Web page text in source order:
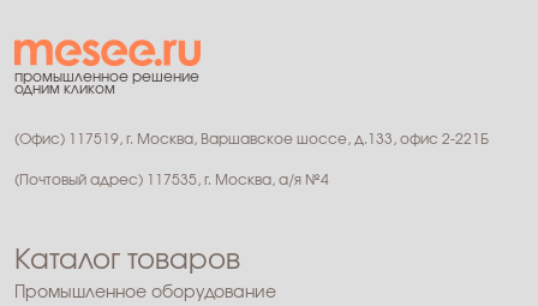
промышленное решение
одним кликом
(Офис) 117519, г. Москва, Варшавское шоссе, д.133, офис 2-221Б
(Почтовый адрес) 117535, г. Москва, а/я №4
Каталог товаров
Промышленное оборудование